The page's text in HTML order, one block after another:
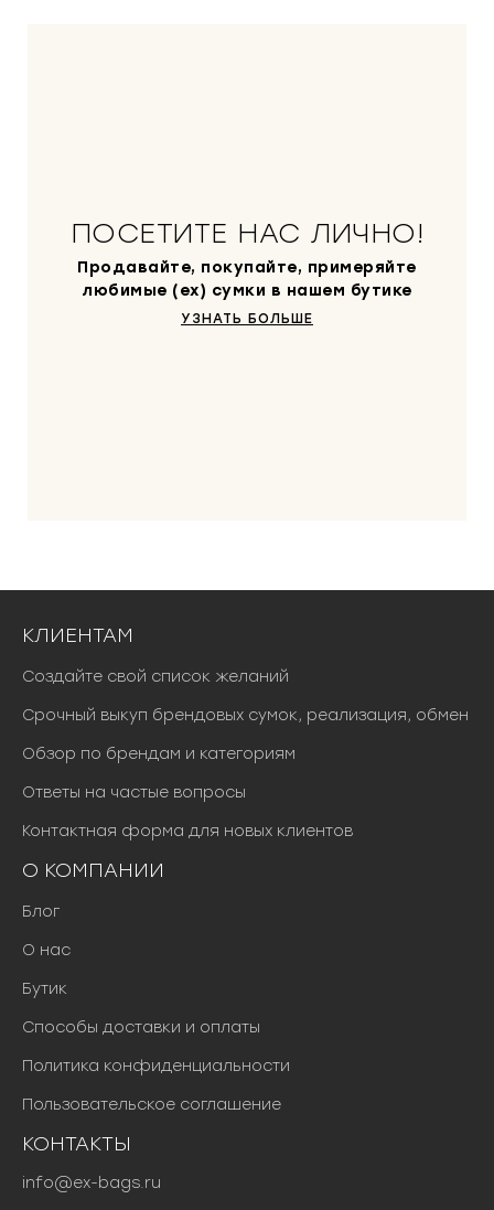
ПОСЕТИТЕ НАС ЛИЧНО!
Продавайте, покупайте, примеряйте
любимые (ex) сумки в нашем бутике
УЗНАТЬ БОЛЬШЕ
КЛИЕНТАМ
Создайте свой список желаний
Срочный выкуп брендовых сумок, реализация, обмен
Обзор по брендам и категориям
Ответы на частые вопросы
Контактная форма для новых клиентов
О КОМПАНИИ
Блог
О нас
Бутик
Способы доставки и оплаты
Политика конфиденциальности
Пользовательское соглашение
КОНТАКТЫ
info@ex-bags.ru